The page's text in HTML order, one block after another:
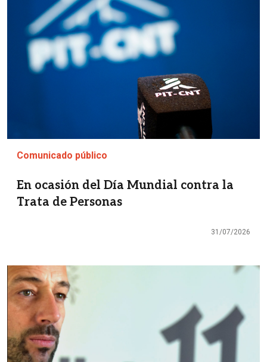
Comunicado público
En ocasión del Día Mundial contra la
Trata de Personas
31/07/2026
Imagen